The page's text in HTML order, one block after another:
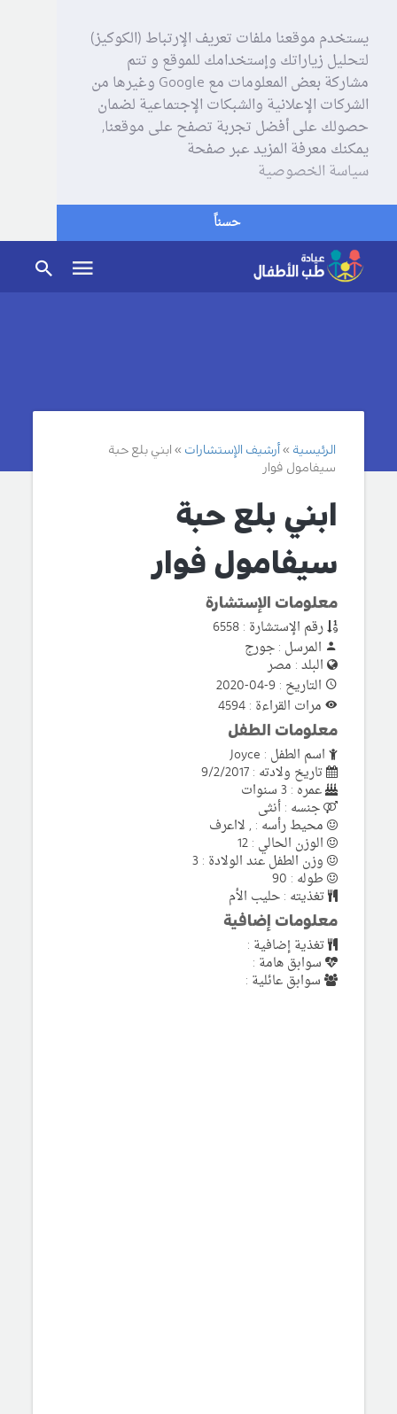
يستخدم موقعنا ملفات تعريف الإرتباط (الكوكيز)
لتحليل زياراتك وإستخدامك للموقع و تتم
مشاركة بعض المعلومات مع Google وغيرها من
الشركات الإعلانية والشبكات الإجتماعية لضمان
حصولك على أفضل تجربة تصفح على موقعنا,
يمكنك معرفة المزيد عبر صفحة
سياسة الخصوصية
حسناً
الرئيسية أرشيف الإستشارات
ابني بلع حبة
سيفامول فوار
ابني بلع حبة
سيفامول فوار
معلومات الإستشارة
رقم الإستشارة : 6558
المرسل : جورج
البلد : مصر
التاريخ : 9-04-2020
مرات القراءة : 4594
معلومات الطفل
اسم الطفل : Joyce
تاريخ ولادته : 9/2/2017
عمره : 3 سنوات
جنسه : أنثى
محيط رأسه : , لااعرف
الوزن الحالي : 12
وزن الطفل عند الولادة : 3
طوله : 90
تغذيته : حليب الأم
معلومات إضافية
تغذية إضافية :
سوابق هامة :
سوابق عائلية :